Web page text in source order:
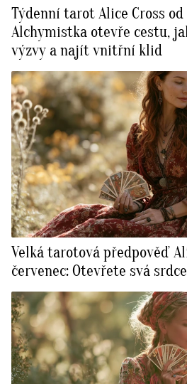
Týdenní tarot Alice Cross od
Alchymistka otevře cestu,
výzvy a najít vnitřní klid
Velká tarotová předpověď
červenec: Otevřete svá